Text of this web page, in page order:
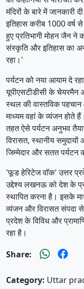
मंदिरों के बारे में जानकारी
इतिहास करीब 1000
हुए प्रतिभागी मोहन जैन
संस्कृति और इतिहास का
रहा।'
पर्यटन को नया आयाम दे
यूपीएसटीडीसी के चेयरमैन
स्थल की वास्तविक
माध्यम वहां के व्यंजन होते
तहत ऐसे पर्यटन अनुभव
विरासत, स्थानीय
जिम्मेदार और सतत पर्यटन
'फूड हेरिटेज वॉक' उत्तर
उद्देश्य लखनऊ को देश के
स्थापित करना है। इसके
व्यंजन और विरासत संपदा
प्रदेश के विविध और
रहा है।
Share:
Category: Uttar